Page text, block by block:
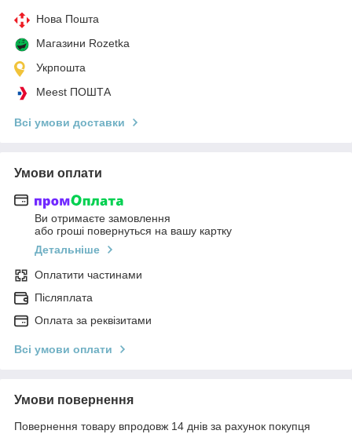
Нова Пошта
Магазини Rozetka
Укрпошта
Meest ПОШТА
Всі умови доставки
Умови оплати
Ви отримаєте замовлення
або гроші повернуться на вашу картку
Детальніше
Оплатити частинами
Післяплата
Оплата за реквізитами
Всі умови оплати
Умови повернення
Повернення товару впродовж 14 днів за рахунок покупця